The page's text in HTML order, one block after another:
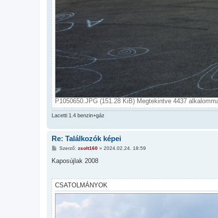
P1050650.JPG (151.28 KiB) Megtekintve 4437
Lacetti 1.4 benzin+gáz
Re: Találkozók képei
H
z
z
z
ó
l
s
Szerző: zsolt160» 2024.02.24. 18:59
Kaposújlak 2008
CSATOLMÁNYOK